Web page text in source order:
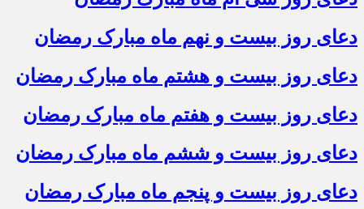
دعای روز بیست و نهم ماه مبارک رمضان
دعای روز بیست و هشتم ماه مبارک رمضان
دعای روز بیست و هفتم ماه مبارک رمضان
دعای روز بیست و ششم ماه مبارک رمضان
دعای روز بیست و پنجم ماه مبارک رمضان